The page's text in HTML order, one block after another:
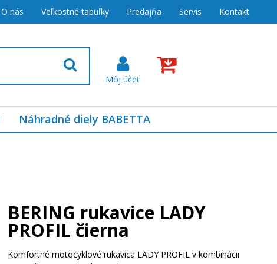
O nás Veľkostné tabuľky Predajňa Servis Kontakt
Náhradné diely BABETTA
BERING rukavice LADY
PROFIL čierna
Komfortné motocyklové rukavica LADY PROFIL v kombinácii